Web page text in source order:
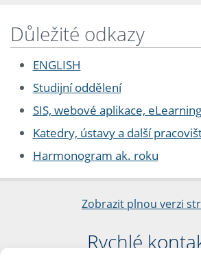
Důležité odkazy
ENGLISH
Studijní oddělení
SIS, webové aplikace, eLearning
Katedry, ústavy a další
Harmonogram ak. roku
Zobrazit plnou verzi
Rychlé